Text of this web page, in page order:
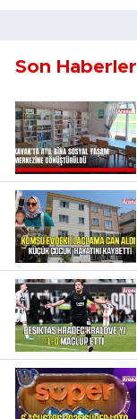
Son Haberler